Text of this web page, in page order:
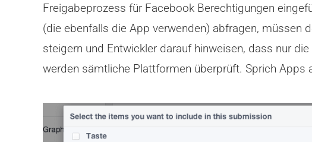
Freigabeprozess für Facebook Berechtigungen
(die ebenfalls die App verwenden) abfragen, müssen
steigern und Entwickler darauf hinweisen, dass nur
werden sämtliche Plattformen überprüft. Sprich Apps